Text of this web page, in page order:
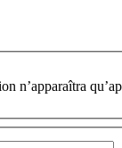
n’apparaîtra